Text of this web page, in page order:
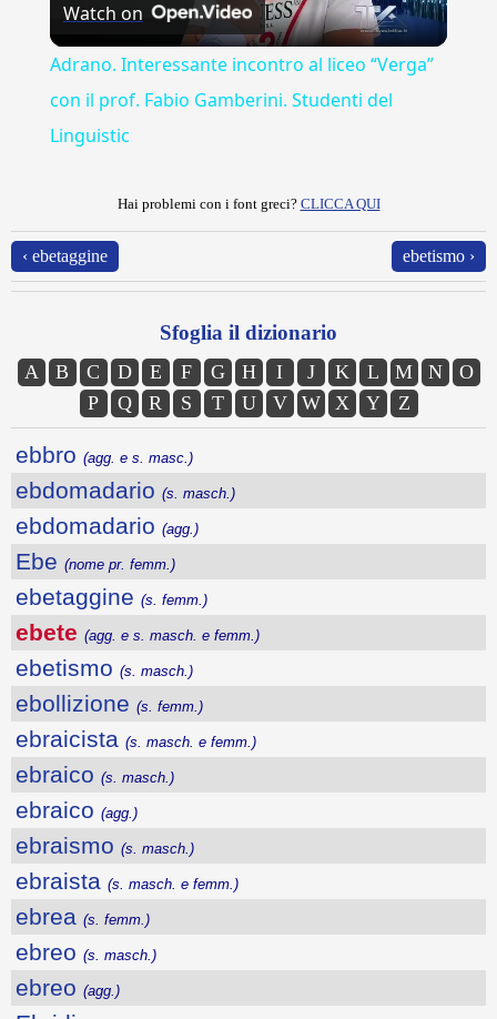
Video
Watch on
Adrano. Interessante incontro al liceo “Verga”
con il prof. Fabio Gamberini. Studenti del
Linguistic
Hai problemi con i font greci? CLICCA QUI
‹ ebetaggine ebetismo ›
Sfoglia il dizionario
A B C D E F G H I J K L M N
O
P
Q R S T U V W X Y Z
ebbro (agg. e s. masc.)
ebdomadario (s. masch.)
ebdomadario (agg.)
Ebe (nome pr. femm.)
ebetaggine (s. femm.)
ebete (agg. e s. masch. e femm.)
ebetismo (s. masch.)
ebollizione (s. femm.)
ebraicista (s. masch. e femm.)
ebraico (s. masch.)
ebraico (agg.)
ebraismo (s. masch.)
ebraista (s. masch. e femm.)
ebrea (s. femm.)
ebreo (s. masch.)
ebreo (agg.)